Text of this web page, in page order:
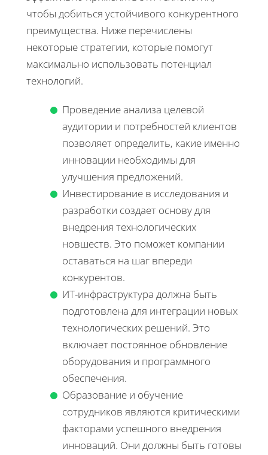
чтобы добиться устойчивого конкурентного
преимущества. Ниже перечислены
некоторые стратегии, которые помогут
максимально использовать потенциал
технологий.
Проведение анализа целевой
аудитории и потребностей клиентов
позволяет определить, какие именно
инновации необходимы для
улучшения предложений.
Инвестирование в исследования и
разработки создает основу для
внедрения технологических
новшеств. Это поможет компании
оставаться на шаг впереди
конкурентов.
ИТ-инфраструктура должна быть
подготовлена для интеграции новых
технологических решений. Это
включает постоянное обновление
оборудования и программного
обеспечения.
Образование и обучение
сотрудников являются критическими
факторами успешного внедрения
инноваций. Они должны быть готовы